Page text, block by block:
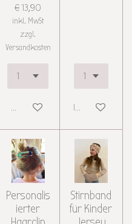
€ 13,90
inkl. MwSt
zzgl.
Versandkosten
Details anzeigen In den
Personalis
ierter
Stirnband
für Kinder